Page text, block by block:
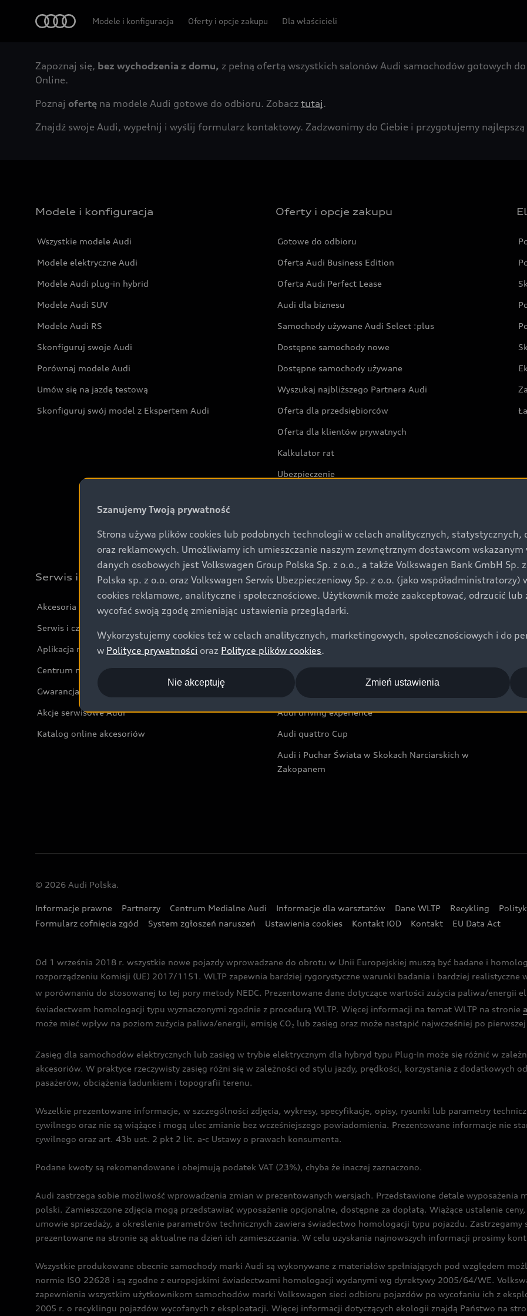
Modele i konfiguracja Oferty i opcje zakupu Dla właścicieli
Zapoznaj się, bez wychodzenia z domu, z pełną ofertą wszystkich salonów Audi samochodów gotowych
Online.
Poznaj ofertę na modele Audi gotowe do odbioru. Zobacz tutaj.
Znajdź swoje Audi, wypełnij i wyślij formularz kontaktowy. Zadzwonimy do Ciebie i przygotujemy
Modele i konfiguracja
Wszystkie modele Audi
Modele elektryczne Audi
Modele Audi plug-in hybrid
Modele Audi SUV
Modele Audi RS
Skonfiguruj swoje Audi
Porównaj modele Audi
Umów się na jazdę testową
Skonfiguruj swój model z Ekspertem Audi
Oferty i opcje zakupu
Gotowe do odbioru
Oferta Audi Business Edition
Oferta Audi Perfect Lease
Audi dla biznesu
Samochody używane Audi Select :plus
Dostępne samochody nowe
Dostępne samochody używane
Wyszukaj najbliższego Partnera Audi
Oferta dla przedsiębiorców
Oferta dla klientów prywatnych
Kalkulator rat
Ubezpieczenie
Audi exclusive
Serwis i akcesoria
Akcesoria
Serwis i części
Aplikacja myAudi i usługi cyfrowe
Centrum napraw powypadkowych
Gwarancja
Akcje serwisowe Audi
Katalog online akcesoriów
Świat Audi
Aktualności i historie postępu
Audi Nuvolari
Audi Sport Festiwal
Audi i Muzeum Sztuki Nowoczesnej w Warszawie
Audi driving experience
Audi quattro Cup
Audi i Puchar Świata w Skokach Narciarskich w
Zakopanem
© 2026 Audi Polska.
Informacje prawne Partnerzy Centrum Medialne Audi Informacje dla warsztatów Dane WLTP Recykling
Formularz cofnięcia zgód
System zgłoszeń naruszeń Ustawienia cookies Kontakt IOD Kontakt EU Data Act
Od 1 września 2018 r. wszystkie nowe pojazdy wprowadzane do obrotu w Unii Europejskiej muszą być badane i
rozporządzeniu Komisji (UE) 2017/1151. WLTP zapewnia bardziej rygorystyczne warunki badania i bardziej
w porównaniu do stosowanej to tej pory metody NEDC. Prezentowane dane dotyczące wartości zużycia paliwa/energii
świadectwem homologacji typu wyznaczonymi zgodnie z procedurą WLTP. Więcej informacji na temat WLTP na stronie
może mieć wpływ na poziom zużycia paliwa/energii, emisję CO2 lub zasięg oraz może nastąpić najwcześniej po
Zasięg dla samochodów elektrycznych lub zasięg w trybie elektrycznym dla hybryd typu Plug-In może się różnić w
akcesoriów. W praktyce rzeczywisty zasięg różni się w zależności od stylu jazdy, prędkości, korzystania z dodatkowych
pasażerów, obciążenia ładunkiem i topografii terenu.
Wszelkie prezentowane informacje, w szczególności zdjęcia, wykresy, specyfikacje, opisy, rysunki lub parametry
cywilnego oraz nie są wiążące i mogą ulec zmianie bez wcześniejszego powiadomienia. Prezentowane informacje nie
cywilnego oraz art. 43b ust. 2 pkt 2 lit. a-c Ustawy o prawach konsumenta.
Podane kwoty są rekomendowane i obejmują podatek VAT (23%), chyba że inaczej zaznaczono.
Audi zastrzega sobie możliwość wprowadzenia zmian w prezentowanych wersjach. Przedstawione detale wyposażenia
polski. Zamieszczone zdjęcia mogą przedstawiać wyposażenie opcjonalne, dostępne za dopłatą. Wiążące ustalenie
umowie sprzedaży, a określenie parametrów technicznych zawiera świadectwo homologacji typu pojazdu.
prezentowane na stronie są aktualne na dzień ich zamieszczania. W celu uzyskania najnowszych informacji prosimy
Wszystkie produkowane obecnie samochody marki Audi są wykonywane z materiałów spełniających pod względem
normie ISO 22628 i są zgodne z europejskimi świadectwami homologacji wydanymi wg dyrektywy 2005/64/WE.
zapewnienia wszystkim użytkownikom samochodów marki Volkswagen sieci odbioru pojazdów po wycofaniu ich z
2005 r. o recyklingu pojazdów wycofanych z eksploatacji. Więcej informacji dotyczących ekologii znajdą Państwo na
Szanujemy Twoją prywatność
Strona używa plików cookies lub podobnych technologii w celach analitycznych, statystycznych,
oraz reklamowych. Umożliwiamy ich umieszczanie naszym zewnętrznym dostawcom
danych osobowych jest Volkswagen Group Polska Sp. z o.o., a także Volkswagen Bank GmbH Sp.
Polska sp. z o.o. oraz Volkswagen Serwis Ubezpieczeniowy Sp. z o.o. (jako współadministratorzy)
cookies reklamowe, analityczne i społecznościowe. Użytkownik może zaakceptować, odrzucić
wycofać swoją zgodę zmieniając ustawienia przeglądarki.
Wykorzystujemy cookies też w celach analitycznych, marketingowych, społecznościowych i do
w Polityce prywatności oraz Polityce plików cookies.
Nie akceptuję Zmień ustawienia